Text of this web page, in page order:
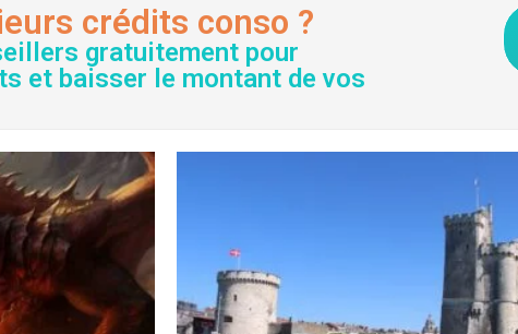
crédits conso ?
gratuitement pour
et baisser le montant de vos